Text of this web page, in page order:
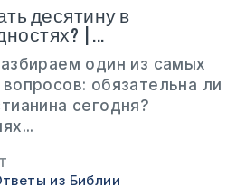
десятину в
|...
один из самых
обязательна ли
сегодня?
из Библии